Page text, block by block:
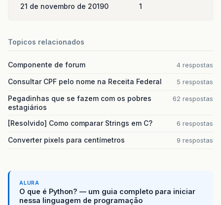
21 de novembro de 20190 1
Topicos relacionados
Componente de forum 4 respostas
Consultar CPF pelo nome na Receita Federal 5 respostas
Pegadinhas que se fazem com os pobres
estagiários
62 respostas
[Resolvido] Como comparar Strings em C? 6 respostas
Converter pixels para centímetros 9 respostas
ALURA
O que é Python? — um guia completo para iniciar
nessa linguagem de programação